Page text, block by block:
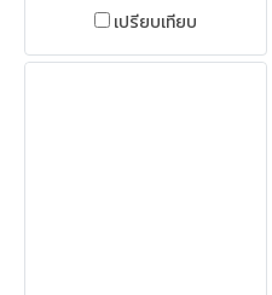
เปรียบเทียบ